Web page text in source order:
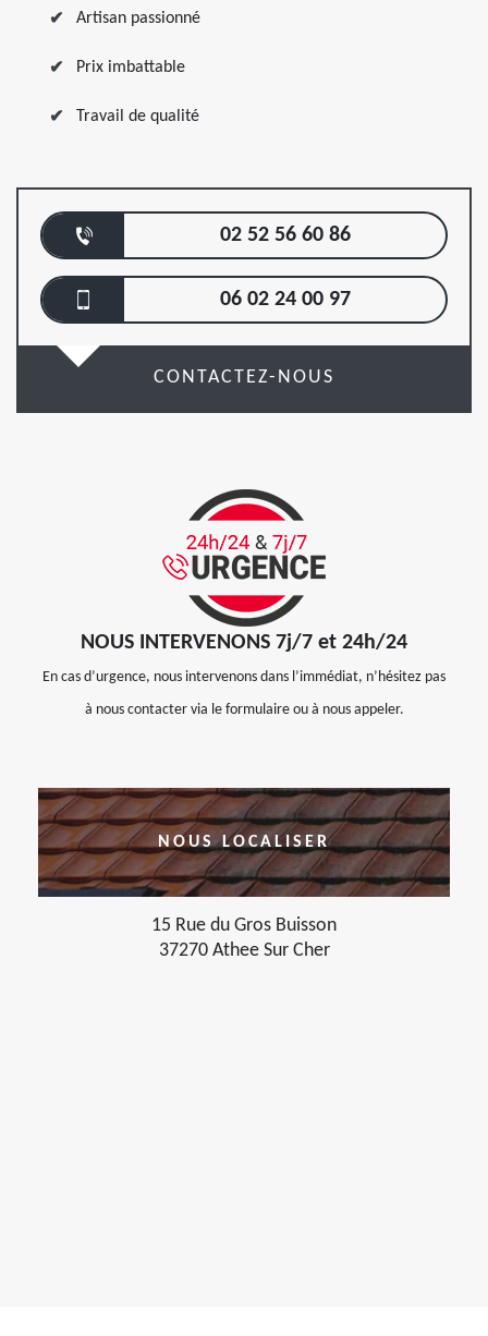
Artisan passionné
Prix imbattable
Travail de qualité
02 52 56 60 86
06 02 24 00 97
CONTACTEZ-NOUS
NOUS INTERVENONS 7j/7 et 24h/24
En cas d’urgence, nous intervenons dans l’immédiat, n’hésitez pas
à nous contacter via le formulaire ou à nous appeler.
NOUS LOCALISER
15 Rue du Gros Buisson
37270 Athee Sur Cher